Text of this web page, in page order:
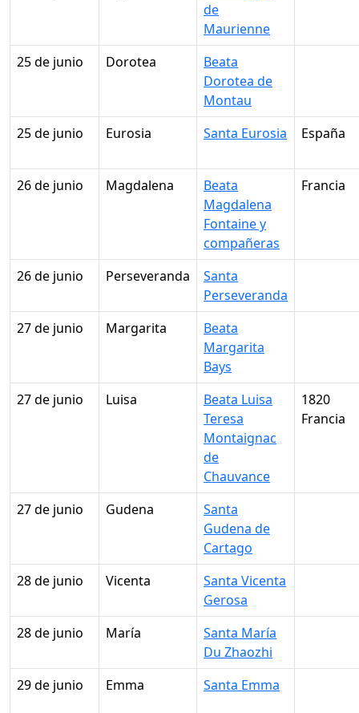
de
Maurienne
25 de junio
Dorotea
Beata
Dorotea de
Montau
25 de junio
Eurosia Santa Eurosia España
26 de junio Magdalena
Beata
Magdalena
Fontaine y
compañeras
Francia
26 de junio Perseveranda
Santa
Perseveranda
27 de junio
Margarita
Beata
Margarita
Bays
27 de junio
Luisa
Beata Luisa
Teresa
Montaignac
de
Chauvance
1820
Francia
27 de junio Gudena
Santa
Gudena de
Cartago
28 de junio
Vicenta
Santa Vicenta
Gerosa
28 de junio
María
Santa María
Du Zhaozhi
29 de junio
Emma Santa Emma